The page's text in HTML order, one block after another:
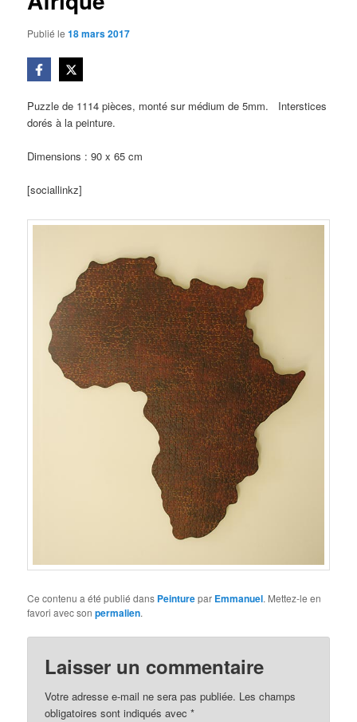
Publié le18 mars 2017
Puzzle de 1114 pièces, monté sur médium de 5mm. Interstices
dorés à la peinture.
Dimensions : 90 x 65 cm
[sociallinkz]
Ce contenu a été publié dans Peinturepar Emmanuel. Mettez-le en
favori avec sonpermalien.
Laisser un commentaire
Votre adresse e-mail ne sera pas publiée. Les champs
obligatoires sont indiqués avec*